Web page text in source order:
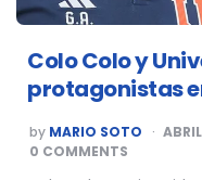
Colo Colo y
protagonistas
POSTED
BY
by MARIO SOTO
0 COMMENTS